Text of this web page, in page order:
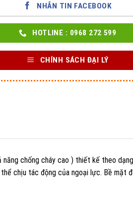
NHẮN TIN FACEBOOK
HOTLINE : 0968 272 599
CHÍNH SÁCH ĐẠI LÝ
năng chống cháy cao ) thiết kế theo
chịu tác động của ngoại lực. Bề mặt